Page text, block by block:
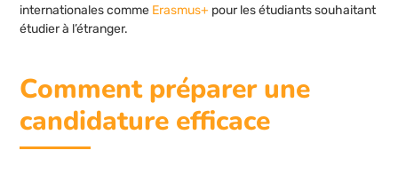
internationales comme Erasmus+ pour les étudiants souhaitant
étudier à l’étranger.
Comment préparer une
candidature efficace